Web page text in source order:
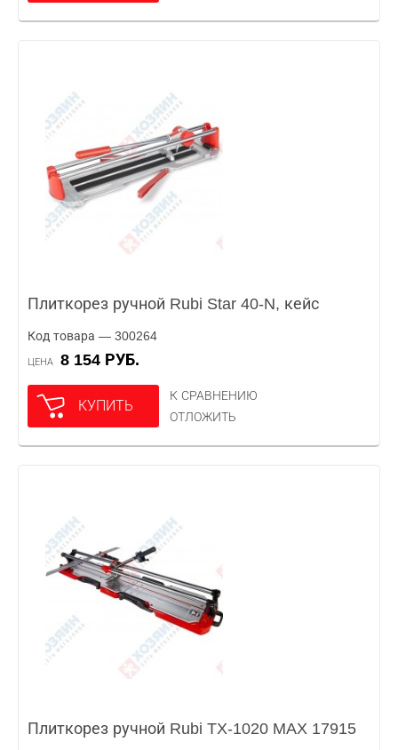
Плиткорез ручной Rubi Star 40-N, кейс
Код товара — 300264
ЦЕНА 8 154 РУБ.
КУПИТЬ
К СРАВНЕНИЮ
ОТЛОЖИТЬ
Плиткорез ручной Rubi TX-1020 MAX 17915